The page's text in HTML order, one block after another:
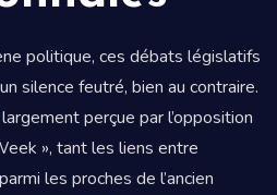
politique, ces débats législatifs
silence feutré, bien au contraire.
perçue par l’opposition
», tant les liens entre
les proches de l’ancien